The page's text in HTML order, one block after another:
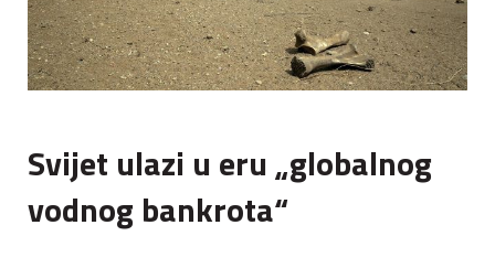
Svijet ulazi u eru „globalnog
vodnog bankrota“